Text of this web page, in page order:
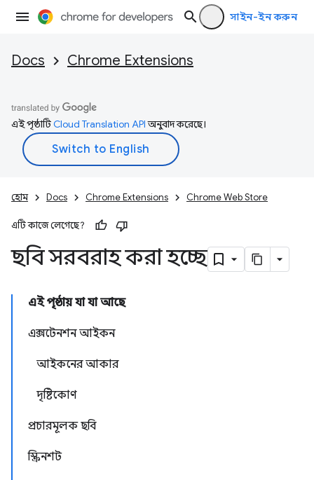
সাইন-ইন করুন
Docs Chrome Extensions
এই পৃষ্ঠাটিCloud Translation APIঅনুবাদ করেছে।
হোম Docs Chrome Extensions Chrome Web Store
এটি কাজে লেগেছে?
ছবি সরবরাহ করা হচ্ছে
এই পৃষ্ঠায় যা যা আছে
এক্সটেনশন আইকন
আইকনের আকার
দৃষ্টিকোণ
প্রচারমূলক ছবি
স্ক্রিনশট